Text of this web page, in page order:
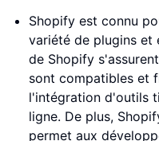
Shopify est connu
variété de plugins et
de Shopify
sont compatibles et
l'intégration d'outils
ligne. De plus,
permet aux